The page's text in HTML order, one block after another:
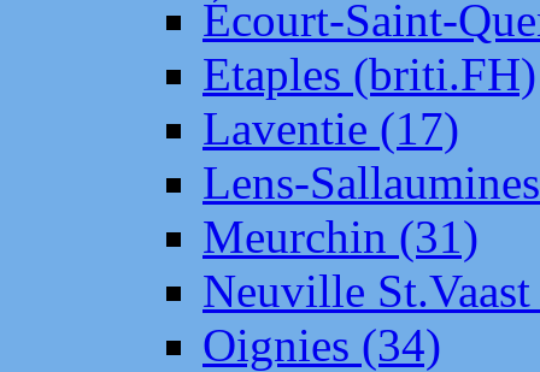
Écourt-Saint-
Etaples (briti.FH)
Laventie (17)
Lens-
Meurchin (31)
Neuville
Oignies (34)